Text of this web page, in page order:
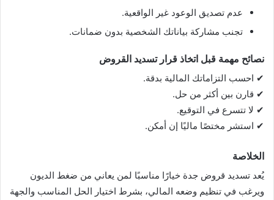
عدم تصديق الوعود غير الواقعية.
تجنب مشاركة بياناتك الشخصية بدون ضمانات.
نصائح مهمة قبل اتخاذ قرار تسديد القروض
✔ احسب التزاماتك المالية بدقة.
✔ قارن بين أكثر من حل.
✔ لا تتسرع في التوقيع.
✔ استشر مختصًا ماليًا إن أمكن.
الخلاصة
يُعد تسديد قروض جدة خيارًا مناسبًا لمن يعاني من ضغط الديون
ويرغب في تنظيم وضعه المالي، بشرط اختيار الحل المناسب والجهة